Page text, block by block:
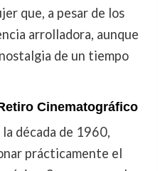
que, a pesar de los
arrolladora, aunque
de un tiempo
Cinematográfico
década de 1960,
prácticamente el